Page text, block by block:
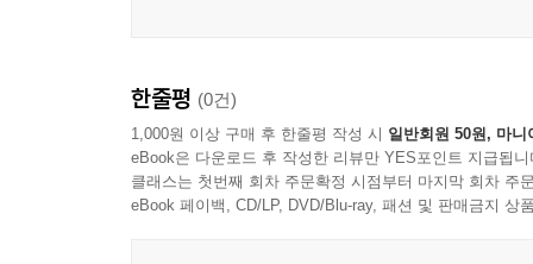
한줄평 (0건)
1,000원 이상 구매 후 한줄평 작성 시 일반회원 50원, 마니
eBook은 다운로드 후 작성한 리뷰만 YES포인트 지급됩니
클래스는 첫번째 회차 주문확정 시점부터 마지막 회차 주
eBook 페이백, CD/LP, DVD/Blu-ray, 패션 및 판매금지 상